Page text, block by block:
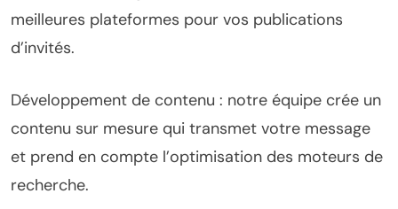
meilleures plateformes pour vos publications
d’invités.
Développement de contenu : notre équipe crée un
contenu sur mesure qui transmet votre message
et prend en compte l’optimisation des moteurs de
recherche.